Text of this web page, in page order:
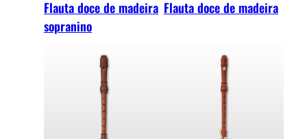
Flauta doce de madeira
sopranino
Flauta doce de madeira